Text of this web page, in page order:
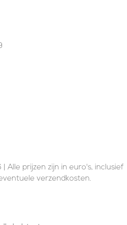
prijzen zijn in euro's, inclusief
verzendkosten.